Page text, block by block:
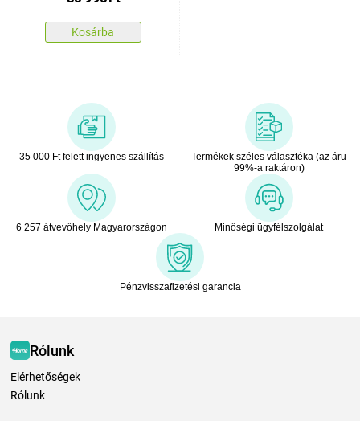
Kosárba
35 000 Ft felett ingyenes szállítás
Termékek széles választéka (az áru
99%-a raktáron)
6 257 átvevőhely Magyarországon Minőségi ügyfélszolgálat
Pénzvisszafizetési garancia
Rólunk
Elérhetőségek
Rólunk